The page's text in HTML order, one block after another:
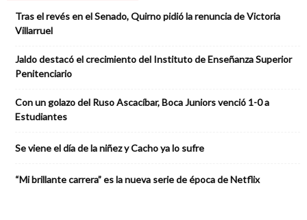
Tras el revés en el Senado, Quirno pidió la renuncia de Victoria
Villarruel
Jaldo destacó el crecimiento del Instituto de Enseñanza Superior
Penitenciario
Con un golazo del Ruso Ascacíbar, Boca Juniors venció 1-0 a
Estudiantes
Se viene el día de la niñez y Cacho ya lo sufre
“Mi brillante carrera” es la nueva serie de época de Netflix